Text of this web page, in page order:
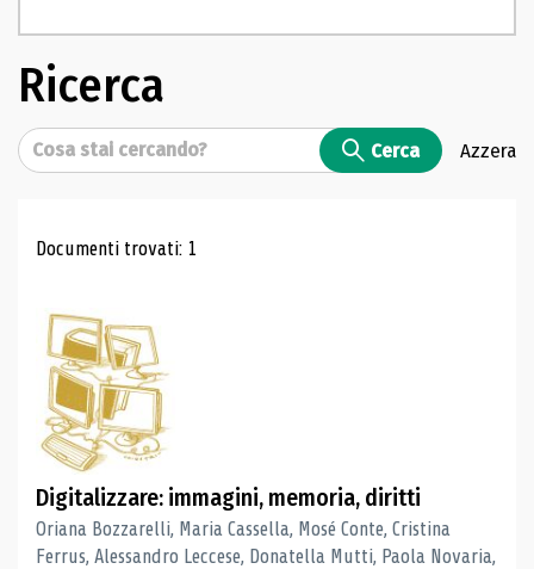
Ricerca
Cerca Cerca Azzera
Risultati di ricerca
Documenti trovati: 1
Digitalizzare: immagini, memoria, diritti
Oriana Bozzarelli, Maria Cassella, Mosé Conte, Cristina
Ferrus, Alessandro Leccese, Donatella Mutti, Paola Novaria,